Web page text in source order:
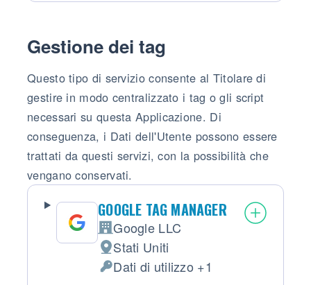
Gestione dei tag
Questo tipo di servizio consente al Titolare di
gestire in modo centralizzato i tag o gli script
necessari su questa Applicazione. Di
conseguenza, i Dati dell'Utente possono essere
trattati da questi servizi, con la possibilità che
vengano conservati.
GOOGLE TAG MANAGER
Azienda:
Google LLC
Luogo del trattamento:
Stati Uniti
Dati Personali trattati:
Dati di utilizzo +1